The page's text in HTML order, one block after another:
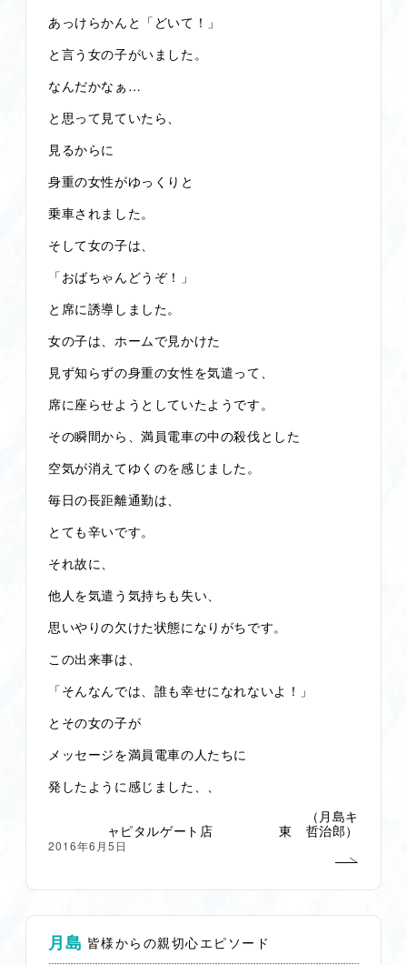
あっけらかんと「どいて！」
と言う女の子がいました。
なんだかなぁ…
と思って見ていたら、
見るからに
身重の女性がゆっくりと
乗車されました。
そして女の子は、
「おばちゃんどうぞ！」
と席に誘導しました。
女の子は、ホームで見かけた
見ず知らずの身重の女性を気遣って、
席に座らせようとしていたようです。
その瞬間から、満員電車の中の殺伐とした
空気が消えてゆくのを感じました。
毎日の長距離通勤は、
とても辛いです。
それ故に、
他人を気遣う気持ちも失い、
思いやりの欠けた状態になりがちです。
この出来事は、
「そんなんでは、誰も幸せになれないよ！」
とその女の子が
メッセージを満員電車の人たちに
発したように感じました、、
（月島キ
ャピタルゲート店 東 哲治郎）
2016年6月5日
月島 皆様からの親切心エピソード